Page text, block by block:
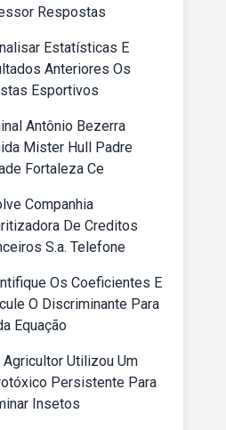
Respostas
Estatísticas E
Anteriores Os
Esportivos
Antônio Bezerra
Mister Hull Padre
Fortaleza Ce
Companhia
De Creditos
S.a. Telefone
Os Coeficientes E
O Discriminante Para
Equação
Agricultor Utilizou Um
Persistente Para
Insetos